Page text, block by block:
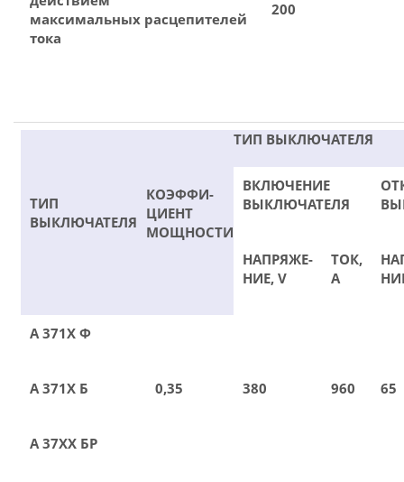
максимальных расцепителей
тока
200
ТИП
ВЫКЛЮЧАТЕЛЯ
КОЭФФИ-
ЦИЕНТ
МОЩНОСТИ
ТИП ВЫКЛЮЧАТЕЛЯ
ВКЛЮЧЕНИЕ
ВЫКЛЮЧАТЕЛЯ
НАПРЯЖЕ-
НИЕ, V
ТОК,
А
А 371Х Ф
0,35 380 960 65
А 371Х Б
А 37ХХ БР